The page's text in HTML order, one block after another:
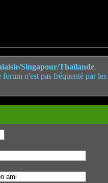
Singapour/Thaïlande.
n'est pas fréquenté par